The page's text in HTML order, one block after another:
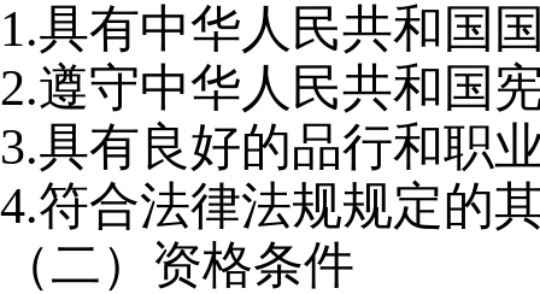
1.具有中华人民共和国
2.遵守中华人民共和国
3.具有良好的品行和职
4.符合法律法规规定的
（二）资格条件